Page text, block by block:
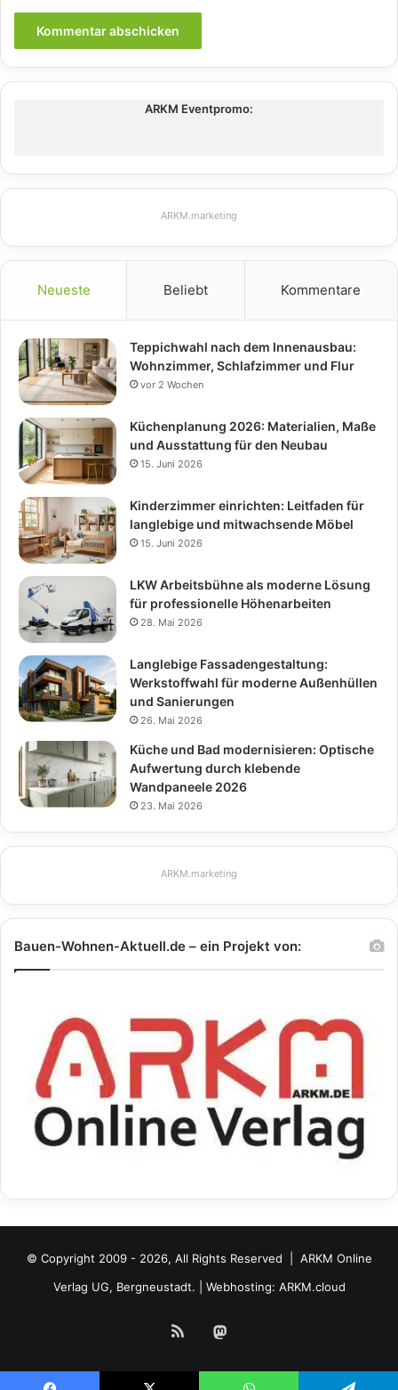
ARKM Eventpromo:
ARKM.marketing
Neueste Beliebt Kommentare
Teppichwahl nach dem Innenausbau:
Wohnzimmer, Schlafzimmer und Flur
vor 2 Wochen
Küchenplanung 2026: Materialien, Maße
und Ausstattung für den Neubau
15. Juni 2026
Kinderzimmer einrichten: Leitfaden für
langlebige und mitwachsende Möbel
15. Juni 2026
LKW Arbeitsbühne als moderne Lösung
für professionelle Höhenarbeiten
28. Mai 2026
Langlebige Fassadengestaltung:
Werkstoffwahl für moderne Außenhüllen
und Sanierungen
26. Mai 2026
Küche und Bad modernisieren: Optische
Aufwertung durch klebende
Wandpaneele 2026
23. Mai 2026
ARKM.marketing
Bauen-Wohnen-Aktuell.de – ein Projekt von:
© Copyright 2009 - 2026, All Rights Reserved | ARKM Online
Verlag UG, Bergneustadt. | Webhosting: ARKM.cloud
RSS